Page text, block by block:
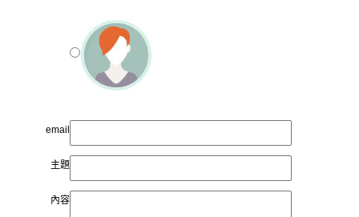
email
主題
內容